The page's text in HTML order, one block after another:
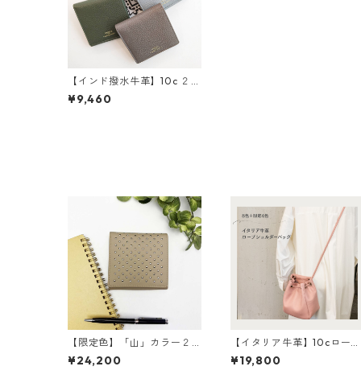
【インド撥水牛革】10c ２つ
折り財布<限定4色> 本革
牛革 レザーウォレット
¥9,460
【限定色】「山」カラー２
つ折り財布 <4色展開> 本
革 牛革 レザーウォレッ
¥24,200
【イタリア牛革】10cロープ
ショルダー〈8色展開＋限定
4色〉 イタリア牛革 軽
¥19,800